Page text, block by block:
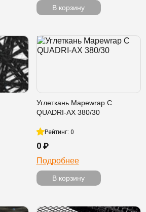
В корзину
Углеткань Mapewrap C
QUADRI-AX 380/30
Рейтинг: 0
0 ₽
Подробнее
В корзину